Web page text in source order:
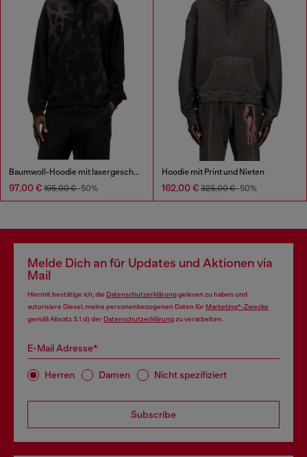
Baumwoll-Hoodie mit lasergeschnittenen Drucken
97,00 € 195,00 €-50%
Hoodie mit Print und Nieten
162,00 € 325,00 €-50%
Melde Dich an für Updates und Aktionen via
Mail
Hiermit bestätige ich, die Datenschutzerklärunggelesen zu haben und
autorisiere Diesel, meine personenbezogenen Daten fürMarketing*-Zwecke
gemäß Absatz 3.1 d) derDatenschutzerklärungzu verarbeiten.
E-Mail Adresse*
Herren Damen Nicht spezifiziert
Subscribe